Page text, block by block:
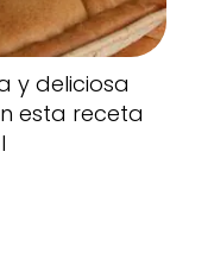
y deliciosa
esta receta